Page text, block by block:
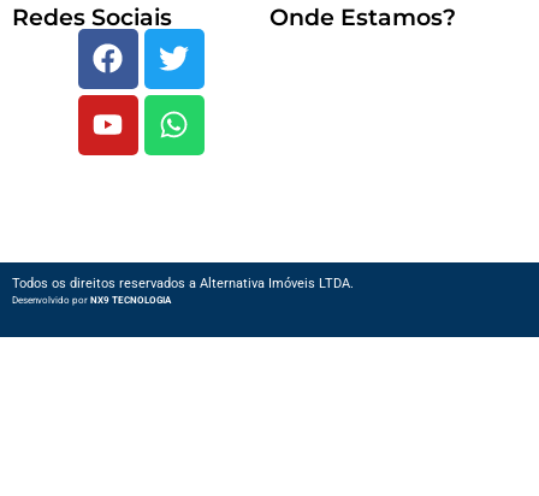
Redes Sociais Onde Estamos?
Todos os direitos reservados a Alternativa Imóveis LTDA.
Desenvolvido por NX9 TECNOLOGIA